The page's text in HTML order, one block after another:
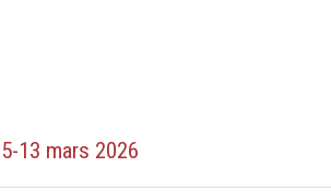
13 mars 2026